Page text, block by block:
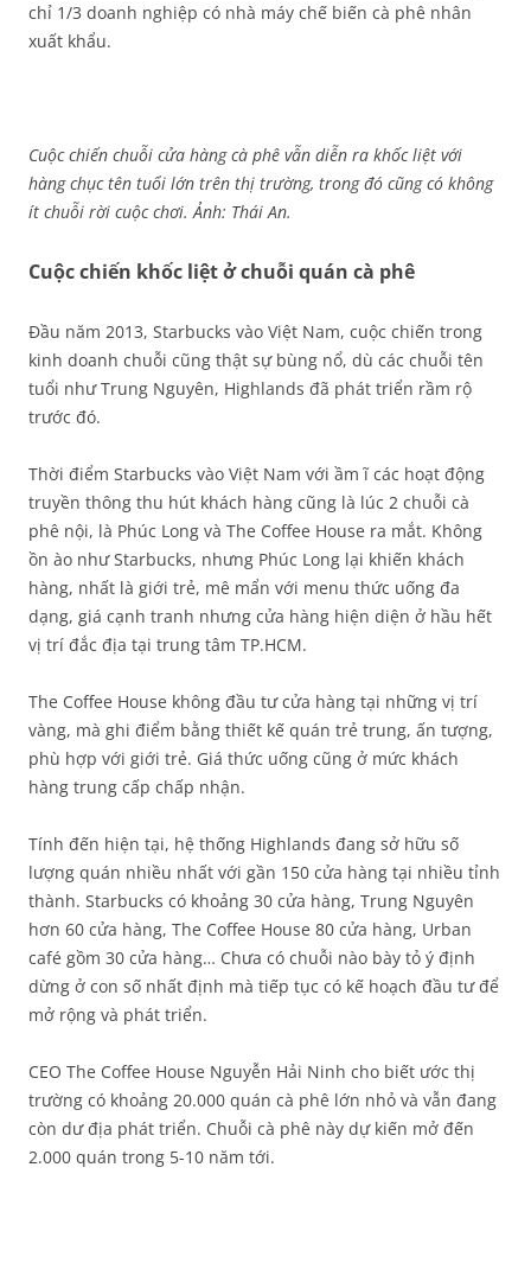
chỉ 1/3 doanh nghiệp có nhà máy chế biến cà phê nhân
xuất khẩu.
Cuộc chiến chuỗi cửa hàng cà phê vẫn diễn ra khốc liệt với
hàng chục tên tuổi lớn trên thị trường, trong đó cũng có không
ít chuỗi rời cuộc chơi. Ảnh: Thái An.
Cuộc chiến khốc liệt ở chuỗi quán cà phê
Đầu năm 2013, Starbucks vào Việt Nam, cuộc chiến trong
kinh doanh chuỗi cũng thật sự bùng nổ, dù các chuỗi tên
tuổi như Trung Nguyên, Highlands đã phát triển rầm rộ
trước đó.
Thời điểm Starbucks vào Việt Nam với ầm ĩ các hoạt động
truyền thông thu hút khách hàng cũng là lúc 2 chuỗi cà
phê nội, là Phúc Long và The Coffee House ra mắt. Không
ồn ào như Starbucks, nhưng Phúc Long lại khiến khách
hàng, nhất là giới trẻ, mê mẩn với menu thức uống đa
dạng, giá cạnh tranh nhưng cửa hàng hiện diện ở hầu hết
vị trí đắc địa tại trung tâm TP.HCM.
The Coffee House không đầu tư cửa hàng tại những vị trí
vàng, mà ghi điểm bằng thiết kế quán trẻ trung, ấn tượng,
phù hợp với giới trẻ. Giá thức uống cũng ở mức khách
hàng trung cấp chấp nhận.
Tính đến hiện tại, hệ thống Highlands đang sở hữu số
lượng quán nhiều nhất với gần 150 cửa hàng tại nhiều tỉnh
thành. Starbucks có khoảng 30 cửa hàng, Trung Nguyên
hơn 60 cửa hàng, The Coffee House 80 cửa hàng, Urban
café gồm 30 cửa hàng… Chưa có chuỗi nào bày tỏ ý định
dừng ở con số nhất định mà tiếp tục có kế hoạch đầu tư để
mở rộng và phát triển.
CEO The Coffee House Nguyễn Hải Ninh cho biết ước thị
trường có khoảng 20.000 quán cà phê lớn nhỏ và vẫn đang
còn dư địa phát triển. Chuỗi cà phê này dự kiến mở đến
2.000 quán trong 5-10 năm tới.